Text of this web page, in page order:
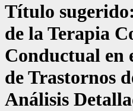
Título
de la Terapia
Conductual en
de Trastornos
Análisis